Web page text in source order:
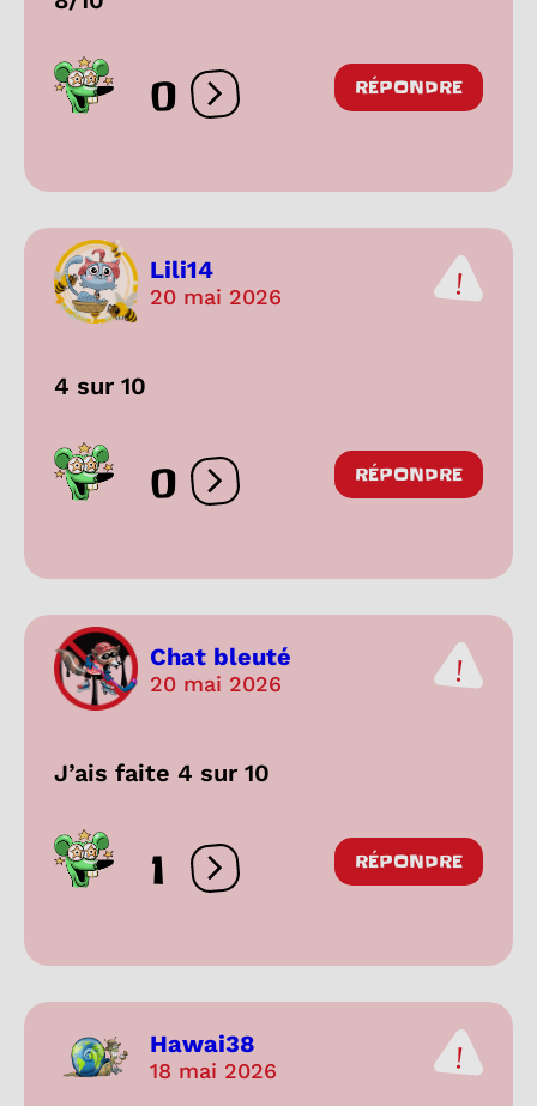
0 Ouvrir les réactions
RÉPONDRE
Lili14
20 mai 2026
4 sur 10
0 Ouvrir les réactions
RÉPONDRE
Chat bleuté
20 mai 2026
J’ais faite 4 sur 10
1 Ouvrir les réactions
RÉPONDRE
Hawai38
18 mai 2026